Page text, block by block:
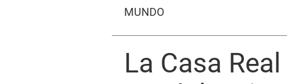
MUNDO
La Casa